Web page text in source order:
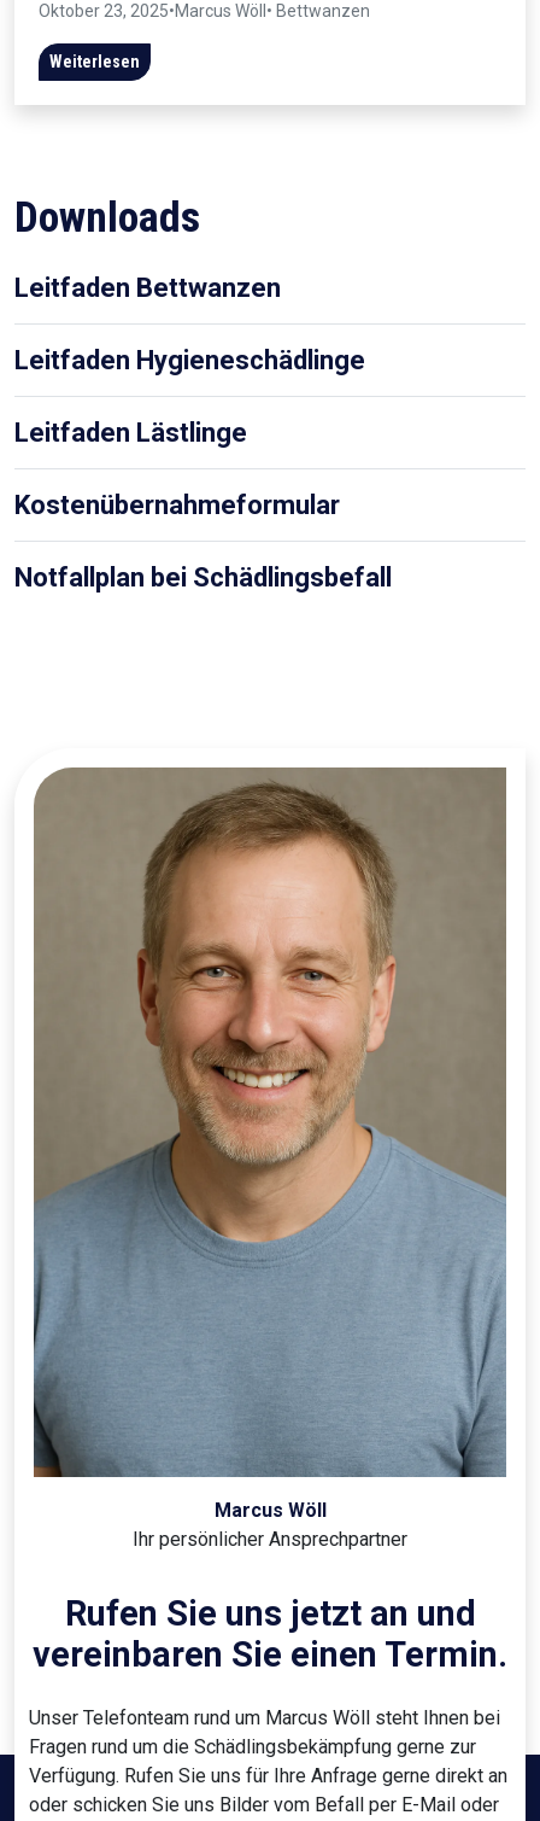
Oktober 23, 2025•Marcus Wöll • Bettwanzen
Weiterlesen
Downloads
Leitfaden Bettwanzen
Leitfaden Hygieneschädlinge
Leitfaden Lästlinge
Kostenübernahmeformular
Notfallplan bei Schädlingsbefall
Marcus Wöll
Ihr persönlicher Ansprechpartner
Rufen Sie uns jetzt an und
vereinbaren Sie einen Termin.
Unser Telefonteam rund um Marcus Wöll steht Ihnen bei
Fragen rund um die Schädlingsbekämpfung gerne zur
Verfügung. Rufen Sie uns für Ihre Anfrage gerne direkt an
oder schicken Sie uns Bilder vom Befall per E-Mail oder